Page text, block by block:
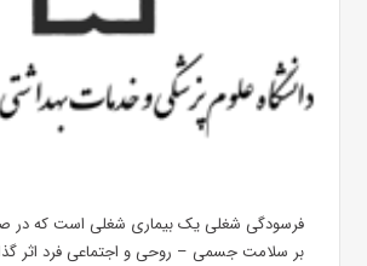
فرسودگی شغلی یک بیماری شغلی است که در
بر سلامت جسمی – روحی و اجتماعی فرد اثر